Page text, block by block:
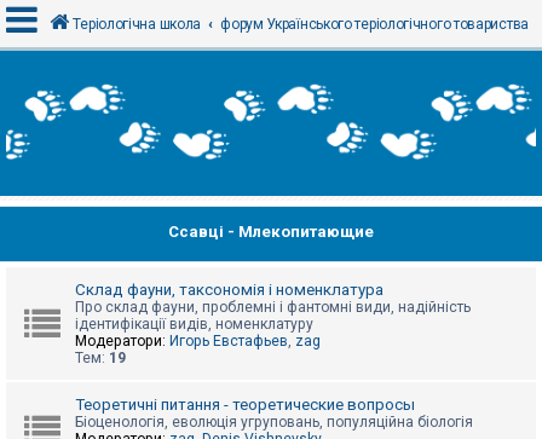
х
і
т
р
а
Теріологічна школа форум Українського теріологічного товариства
Ссавці - Млекопитающие
Склад фауни, таксономія і номенклатура
Про склад фауни, проблемні і фантомні види, надійність
ідентифікації видів, номенклатуру
Модератори: Игорь Евстафьев, zag
Тем: 19
Теоретичні питання - теоретические вопросы
Біоценологія, еволюція угруповань, популяційна біологія